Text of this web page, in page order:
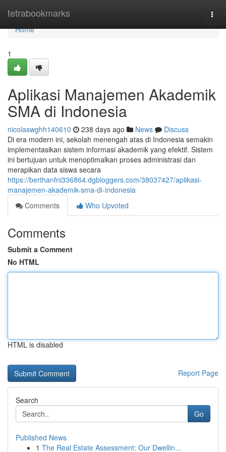
tetrabookmarks
Home
Home
1
Aplikasi Manajemen Akademik
SMA di Indonesia
nicolaswghh140610 238 days ago News
Discuss
Di era modern ini, sekolah menengah atas di Indonesia semakin
implementasikan sistem informasi akademik yang efektif. Sistem
ini bertujuan untuk menoptimalkan proses administrasi dan
merapikan data siswa secara
https://berthanfni336864.dgbloggers.com/38037427/aplikasi-
manajemen-akademik-sma-di-indonesia
Comments
Who Upvoted
Comments
Submit a Comment
No HTML
HTML is disabled
Report Page
Search
Go
Published News
1 The Real Estate Assessment: Our Dwellin...